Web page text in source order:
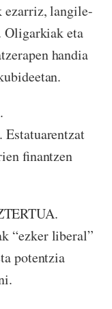
ezarriz, langile-
Oligarkiak eta
handia
finantzen
“ezker liberal”
potentzia